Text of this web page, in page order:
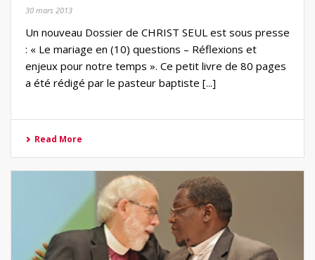
30 mars 2013
Un nouveau Dossier de CHRIST SEUL est sous presse
: « Le mariage en (10) questions – Réflexions et
enjeux pour notre temps ». Ce petit livre de 80 pages
a été rédigé par le pasteur baptiste [...]
Read More